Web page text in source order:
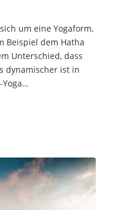
um eine Yogaform,
Beispiel dem Hatha
Unterschied, dass
dynamischer ist in